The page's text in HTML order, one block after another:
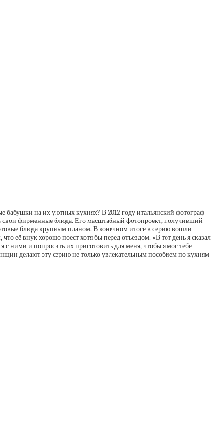
бабушки на их уютных кухнях? В 2012 году итальянский фотограф
свои фирменные блюда. Его масштабный фотопроект, получивший
блюда крупным планом. В конечном итоге в серию вошли
её внук хорошо поест хотя бы перед отъездом. «В тот день я сказал
с ними и попросить их приготовить для меня, чтобы я мог тебе
делают эту серию не только увлекательным пособием по кухням